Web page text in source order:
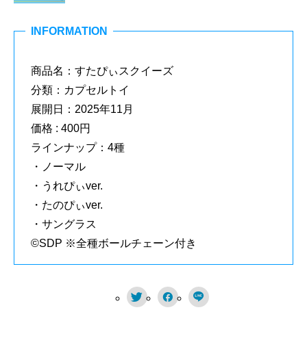
INFORMATION
商品名：すたぴぃスクイーズ
分類：カプセルトイ
展開日：2025年11月
価格 : 400円
ラインナップ：4種
・ノーマル
・うれぴぃver.
・たのぴぃver.
・サングラス
©SDP ※全種ボールチェーン付き
  